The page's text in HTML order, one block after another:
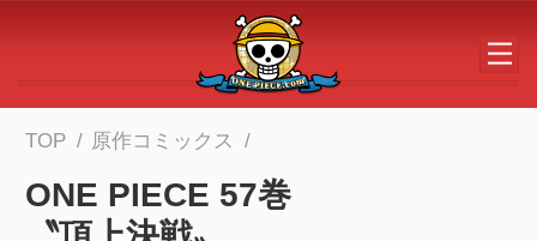
メインコンテンツへスキップする
TOP 原作コミックス
ONE PIECE 57巻